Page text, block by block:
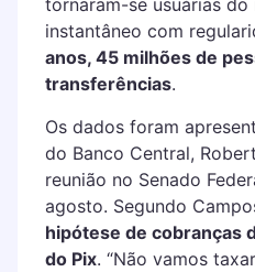
tornaram-se usuárias
instantâneo com
anos, 45 milhões de
transferências.
Os dados foram
do Banco Central,
reunião no Senado
agosto. Segundo
hipótese de cobranças
do Pix. “Não vamos